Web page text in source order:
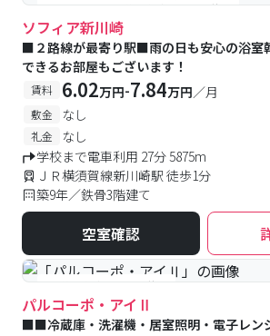
#女性専用 #予約受付中 #空室待ち
ソフィア新川崎
■２路線が最寄り駅■雨の日も安心の浴室
できるお部屋もございます！
賃料 6.02万円-7.84万円／月
敷金 なし
礼金
なし
学校まで電車利用 27分 5875m
ＪＲ横須賀線新川崎駅 徒歩1分
築9年／鉄骨3階建て
空室確認
#予約受付中 #空室待ち
パルコーポ・アイⅡ
■■冷蔵庫・洗濯機・居室照明・電子レン